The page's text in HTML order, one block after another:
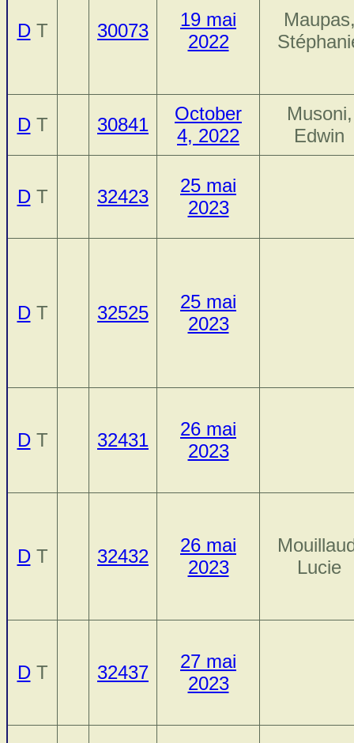
DT 30073
19 mai
2022
DT 30841
October
4, 2022
Musoni,
Edwin
DT 32423
25 mai
2023
DT 32525
25 mai
2023
DT 32431
26 mai
2023
DT 32432
26 mai
2023
Lucie
DT 32437
27 mai
2023